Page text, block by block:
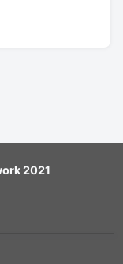
2021